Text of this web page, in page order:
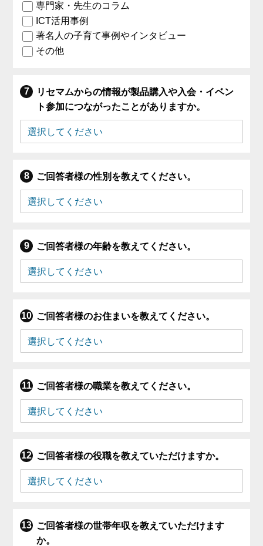
専門家・先生のコラム
ICT活用事例
著名人の子育て事例やインタビュー
その他
リセマムからの情報が製品購入や入会・イベン
ト参加につながったことがありますか。
ご回答者様の性別を教えてください。
ご回答者様の年齢を教えてください。
ご回答者様のお住まいを教えてください。
ご回答者様の職業を教えてください。
ご回答者様の役職を教えていただけますか。
ご回答者様の世帯年収を教えていただけます
か。